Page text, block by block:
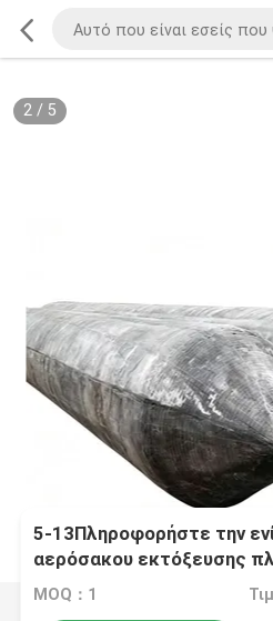
2/ 5
5-13Πληροφορήστε την
αερόσακου εκτόξευσης
εργασίας 0,05 - 0,25 MPA
BV, KR, LR, GL, NK, RINA,
MOQ：1